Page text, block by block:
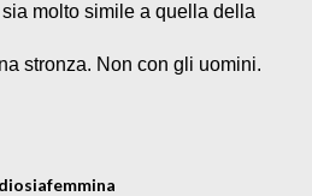
molto simile a quella della
stronza. Non con gli uomini.